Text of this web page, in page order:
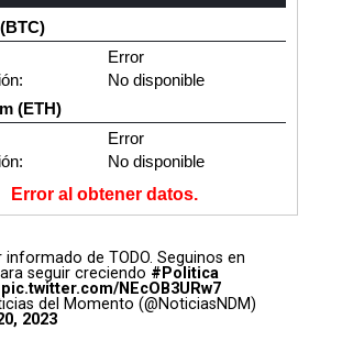
Error
No disponible
(ETH)
Error
No disponible
Error al obtener datos.
informado de TODO. Seguinos en
seguir creciendo #Politica
pic.twitter.com/NEcOB3URw7
del Momento (@NoticiasNDM)
2023